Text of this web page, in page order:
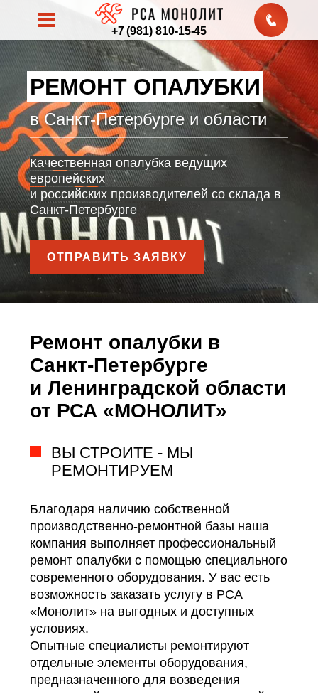
+7 (981) 810-15-45
РЕМОНТ ОПАЛУБКИ
в Санкт-Петербурге и области
Качественная опалубка ведущих
европейских
и российских производителей со склада в
Санкт-Петербурге
ОТПРАВИТЬ ЗАЯВКУ
Ремонт опалубки в
Санкт-Петербурге
и Ленинградской области
от РСА «МОНОЛИТ»
ВЫ СТРОИТЕ - МЫ
РЕМОНТИРУЕМ
Благодаря наличию собственной
производственно-ремонтной базы наша
компания выполняет профессиональный
ремонт опалубки с помощью специального
современного оборудования. У вас есть
возможность заказать услугу в РСА
«Монолит» на выгодных и доступных
условиях.
Опытные специалисты ремонтируют
отдельные элементы оборудования,
предназначенного для возведения